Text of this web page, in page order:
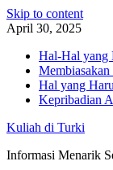
Skip to content
April 30, 2025
Hal-Hal yang
Hal yang
Kepribadian
Kuliah di Turki
Informasi Menarik